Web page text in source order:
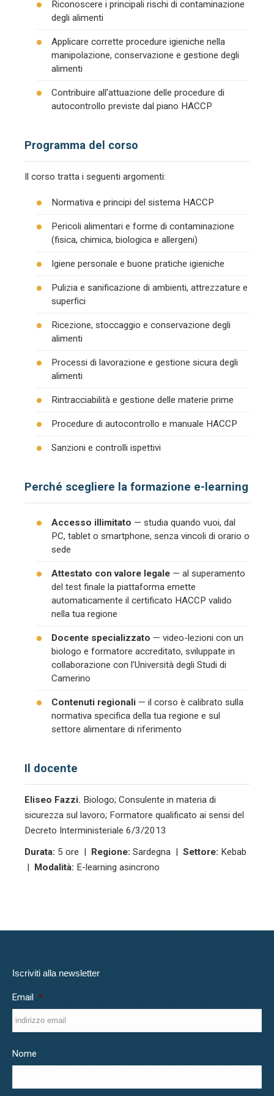
Riconoscere i principali rischi di contaminazione
degli alimenti
Applicare corrette procedure igieniche nella
manipolazione, conservazione e gestione degli
alimenti
Contribuire all’attuazione delle procedure di
autocontrollo previste dal piano HACCP
Programma del corso
Il corso tratta i seguenti argomenti:
Normativa e principi del sistema HACCP
Pericoli alimentari e forme di contaminazione
(fisica, chimica, biologica e allergeni)
Igiene personale e buone pratiche igieniche
Pulizia e sanificazione di ambienti, attrezzature e
superfici
Ricezione, stoccaggio e conservazione degli
alimenti
Processi di lavorazione e gestione sicura degli
alimenti
Rintracciabilità e gestione delle materie prime
Procedure di autocontrollo e manuale HACCP
Sanzioni e controlli ispettivi
Perché scegliere la formazione e-learning
Accesso illimitato — studia quando vuoi, dal
PC, tablet o smartphone, senza vincoli di orario o
sede
Attestato con valore legale — al superamento
del test finale la piattaforma emette
automaticamente il certificato HACCP valido
nella tua regione
Docente specializzato — video-lezioni con un
biologo e formatore accreditato, sviluppate in
collaborazione con l’Università degli Studi di
Camerino
Contenuti regionali — il corso è calibrato sulla
normativa specifica della tua regione e sul
settore alimentare di riferimento
Il docente
Eliseo Fazzi. Biologo; Consulente in materia di
sicurezza sul lavoro; Formatore qualificato ai sensi del
Decreto Interministeriale 6/3/2013
Durata: 5 ore | Regione: Sardegna | Settore: Kebab
| Modalità: E-learning asincrono
Iscriviti alla newsletter
Email *
Nome